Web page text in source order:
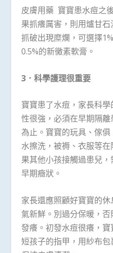
皮膚用藥 寶寶患水痘之
果抓癢厲害，則用爐甘
抓破出現糜爛，可選擇
0.5%的新黴素軟膏。
3．科學護理很重要
寶寶患了水痘，家長科
性很強，必須在早期隔
為止。寶寶的玩具、傢
水擦洗，被褥、衣服等
果其他小孩接觸過患兒
早期癥狀。
家長還應照顧好寶寶的
氣新鮮。別過分保暖，
發癢。初發水痘很癢，
短孩子的指甲，用紗布包